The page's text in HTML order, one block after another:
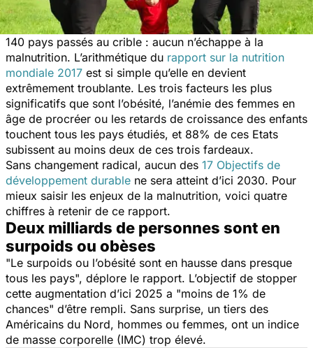
140 pays passés au crible : aucun n’échappe à la
malnutrition. L’arithmétique du rapport sur la nutrition
mondiale 2017 est si simple qu’elle en devient
extrêmement troublante. Les trois facteurs les plus
significatifs que sont l’obésité, l’anémie des femmes en
âge de procréer ou les retards de croissance des enfants
touchent tous les pays étudiés, et 88% de ces Etats
subissent au moins deux de ces trois fardeaux.
Sans changement radical, aucun des 17 Objectifs de
développement durable ne sera atteint d’ici 2030. Pour
mieux saisir les enjeux de la malnutrition, voici quatre
chiffres à retenir de ce rapport.
Deux milliards de personnes sont en
surpoids ou obèses
"Le surpoids ou l’obésité sont en hausse dans presque
tous les pays", déplore le rapport. L’objectif de stopper
cette augmentation d’ici 2025 a "moins de 1% de
chances" d’être rempli. Sans surprise, un tiers des
Américains du Nord, hommes ou femmes, ont un indice
de masse corporelle (IMC) trop élevé.